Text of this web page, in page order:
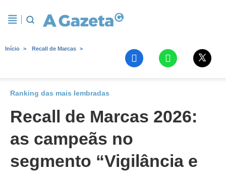
Início Recall de Marcas
Ranking das mais lembradas
Recall de Marcas 2026:
as campeãs no
segmento “Vigilância e